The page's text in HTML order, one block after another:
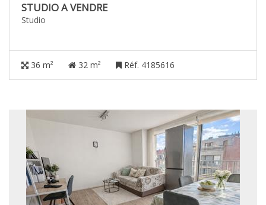
STUDIO A VENDRE
Studio
36 m² 32 m² Réf. 4185616